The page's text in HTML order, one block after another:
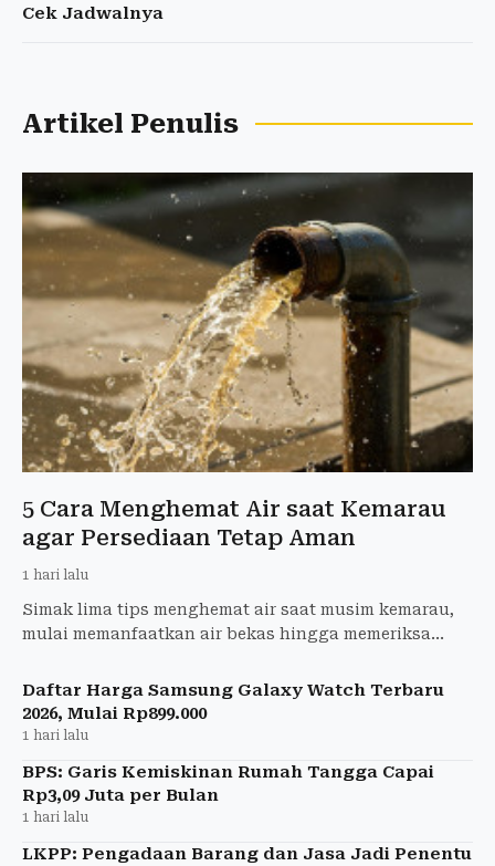
Cek Jadwalnya
Artikel Penulis
5 Cara Menghemat Air saat Kemarau
agar Persediaan Tetap Aman
1 hari lalu
Simak lima tips menghemat air saat musim kemarau,
mulai memanfaatkan air bekas hingga memeriksa
Daftar Harga Samsung Galaxy Watch Terbaru
2026, Mulai Rp899.000
1 hari lalu
BPS: Garis Kemiskinan Rumah Tangga Capai
Rp3,09 Juta per Bulan
1 hari lalu
LKPP: Pengadaan Barang dan Jasa Jadi Penentu